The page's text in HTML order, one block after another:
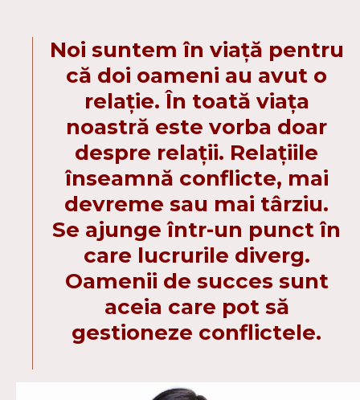
Noi suntem în viață pentru
că doi oameni au avut o
relație. În toată viața
noastră este vorba doar
despre relații. Relațiile
înseamnă conflicte, mai
devreme sau mai târziu.
Se ajunge într-un punct în
care lucrurile diverg.
Oamenii de succes sunt
aceia care pot să
gestioneze conflictele.